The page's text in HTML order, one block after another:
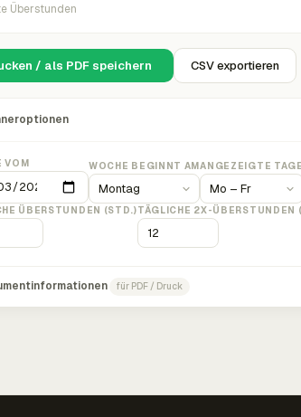
Überstunden
/ als PDF speichern CSV exportieren
VOM WOCHE BEGINNT AMANGEZEIGTE TAGE
ÜBERSTUNDEN (STD.)TÄGLICHE 2X-ÜBERSTUNDEN
für PDF / Druck